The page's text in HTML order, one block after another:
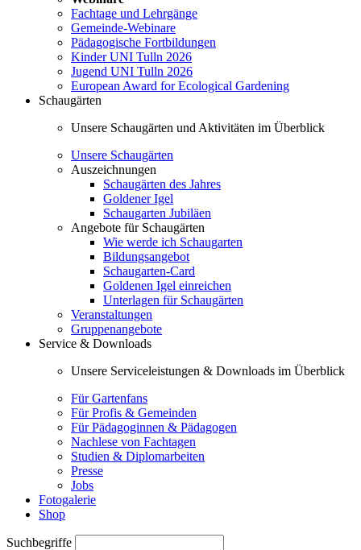
Fachtage und Lehrgänge
Gemeinde-Webinare
Pädagogische Fortbildungen
Kinder UNI Tulln 2026
Jugend UNI Tulln 2026
European Award for Ecological Gardening
Schaugärten
Unsere Schaugärten und Aktivitäten im Überblick
Unsere Schaugärten
Auszeichnungen
Schaugärten des Jahres
Goldener Igel
Schaugarten Jubiläen
Angebote für Schaugärten
Wie werde ich Schaugarten
Bildungsangebot
Schaugarten-Card
Goldenen Igel einreichen
Unterlagen für Schaugärten
Veranstaltungen
Gruppenangebote
Service & Downloads
Unsere Serviceleistungen & Downloads im Überblick
Für Gartenfans
Für Profis & Gemeinden
Für Pädagoginnen & Pädagogen
Nachlese von Fachtagen
Studien & Diplomarbeiten
Presse
Jobs
Fotogalerie
Shop
Suchbegriffe